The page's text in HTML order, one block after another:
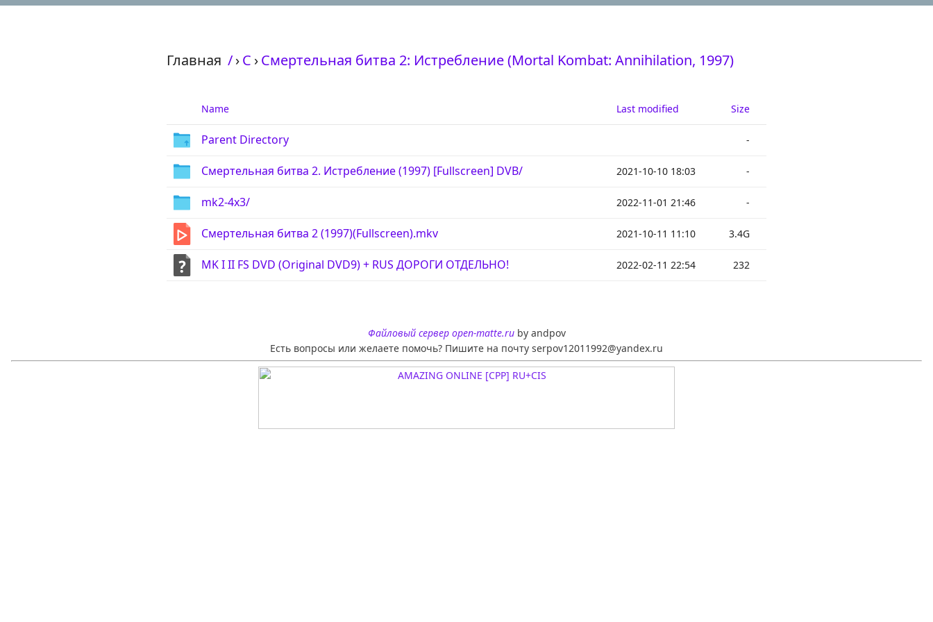
Главная /›С ›Смертельная битва 2: Истребление (Mortal Kombat: Annihilation, 1997)
Name Last modified Size
Parent Directory -
Смертельная битва 2. Истребление (1997) [Fullscreen] DVB/ 2021-10-10 18:03 -
mk2-4x3/ 2022-11-01 21:46 -
Смертельная битва 2 (1997)(Fullscreen).mkv 2021-10-11 11:10 3.4G
MK I II FS DVD (Original DVD9) + RUS ДОРОГИ ОТДЕЛЬНО! 2022-02-11 22:54 232
Файловый сервер open-matte.ruby andpov
Есть вопросы или желаете помочь? Пишите на почту serpov12011992@yandex.ru